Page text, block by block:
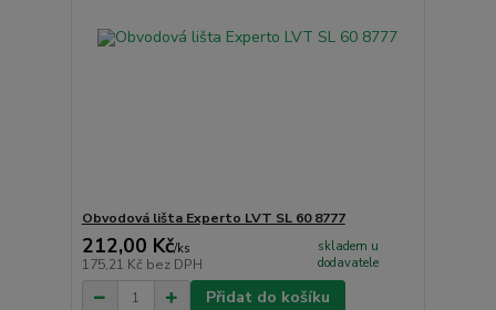
Obvodová lišta Experto LVT SL 60 8777
212,00 Kč/ks
175,21 Kč bez DPH
skladem u
dodavatele
Přidat do košíku